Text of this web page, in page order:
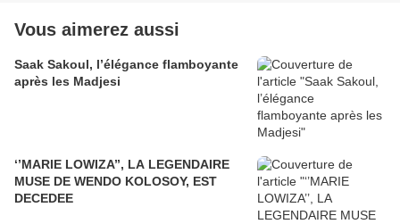
Vous aimerez aussi
Saak Sakoul, l’élégance flamboyante
après les Madjesi
‘’MARIE LOWIZA’’, LA LEGENDAIRE
MUSE DE WENDO KOLOSOY, EST
DECEDEE